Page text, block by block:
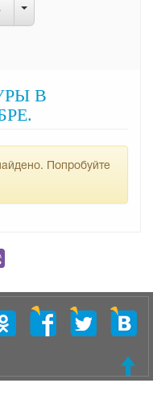
В
Попробуйте